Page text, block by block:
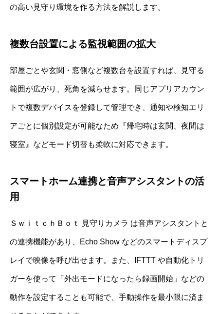
の高い見守り環境を作る方法を解説します。
複数台設置による監視範囲の拡大
部屋ごとや玄関・窓側など複数台を設置すれば、見守る
範囲が広がり、死角を減らせます。同じアプリアカウン
トで複数デバイスを登録して管理でき、通知や検知エリ
アごとに個別設定が可能なため『帰宅時は玄関、夜間は
寝室』などモード切替も柔軟に対応できます。
スマートホーム連携と音声アシスタントの活
用
ＳｗｉｔｃｈＢｏｔ 見守りカメラ は音声アシスタントと
の連携機能があり、Echo Show などのスマートディスプ
レイで映像を呼び出せます。また、IFTTT や自動化トリ
ガーを使って「外出モードになったら録画開始」などの
動作を設定することも可能で、手動操作を最小限に済ま